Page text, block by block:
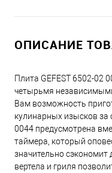
ОПИСАНИЕ
Плита GEFEST 6502-02
четырьмя
Вам возможность
кулинарных изысков за
0044 предусмотрена
таймера, который
значительно сэкономит
вертела и гриля